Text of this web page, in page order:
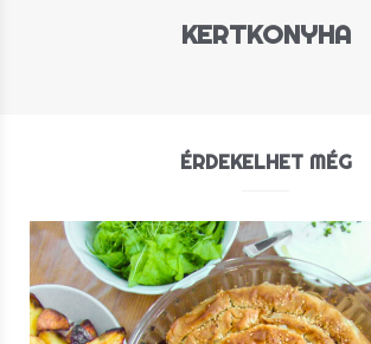
KERTKONYHA
ÉRDEKELHET MÉG